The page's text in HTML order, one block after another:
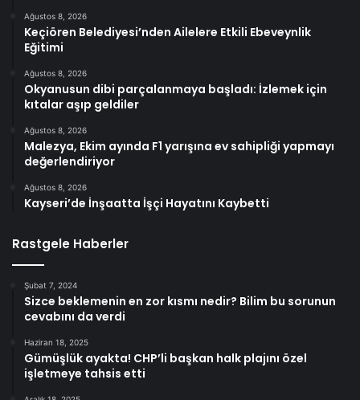
Ağustos 8, 2026
Keçiören Belediyesi’nden Ailelere Etkili Ebeveynlik
Eğitimi
Ağustos 8, 2026
Okyanusun dibi parçalanmaya başladı: İzlemek için
kıtalar aşıp geldiler
Ağustos 8, 2026
Malezya, Ekim ayında F1 yarışına ev sahipliği yapmayı
değerlendiriyor
Ağustos 8, 2026
Kayseri’de İnşaatta İşçi Hayatını Kaybetti
Rastgele Haberler
Şubat 7, 2024
Sizce beklemenin en zor kısmı nedir? Bilim bu sorunun
cevabını da verdi
Haziran 18, 2025
Gümüşlük ayakta! CHP’li başkan halk plajını özel
işletmeye tahsis etti